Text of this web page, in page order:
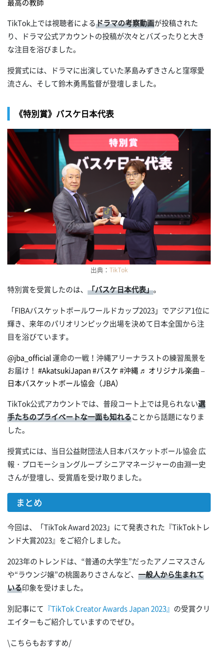
最高の教師
TikTok上では視聴者によるドラマの考察動画が投稿された
り、ドラマ公式アカウントの投稿が次々とバズったりと大き
な注目を浴びました。
授賞式には、ドラマに出演していた茅島みずきさんと窪塚愛
流さん、そして鈴木勇馬監督が登壇しました。
《特別賞》バスケ日本代表
出典： TikTok
特別賞を受賞したのは、 「バスケ日本代表」。
「FIBAバスケットボールワールドカップ2023」でアジア1位に
輝き、来年のパリオリンピック出場を決めて日本全国から注
目を浴びています。
@jba_official運命の一戦！沖縄アリーナラストの練習風景を
お届け！ #AkatsukiJapan#バスケ#沖縄 ♬ オリジナル楽曲 –
日本バスケットボール協会（JBA）
TikTok公式アカウントでは、普段コート上では見られない選
手たちのプライベートな一面も知れることから話題になりま
した。
授賞式には、当日公益財団法人日本バスケットボール協会 広
報・プロモーショングループ シニアマネージャーの由淵一史
さんが登壇し、受賞盾を受け取りました。
まとめ
今回は、「TikTok Award 2023」にて発表された『TikTokトレ
ンド大賞2023』をご紹介しました。
2023年のトレンドは、“普通の大学生”だったアノニマスさん
や“ラウンジ嬢”の桃園ありささんなど、 一般人から生まれて
いる印象を受けました。
別記事にて 『TikTok Creator Awards Japan 2023』 の受賞クリ
エイターもご紹介していますのでぜひ。
\こちらもおすすめ/